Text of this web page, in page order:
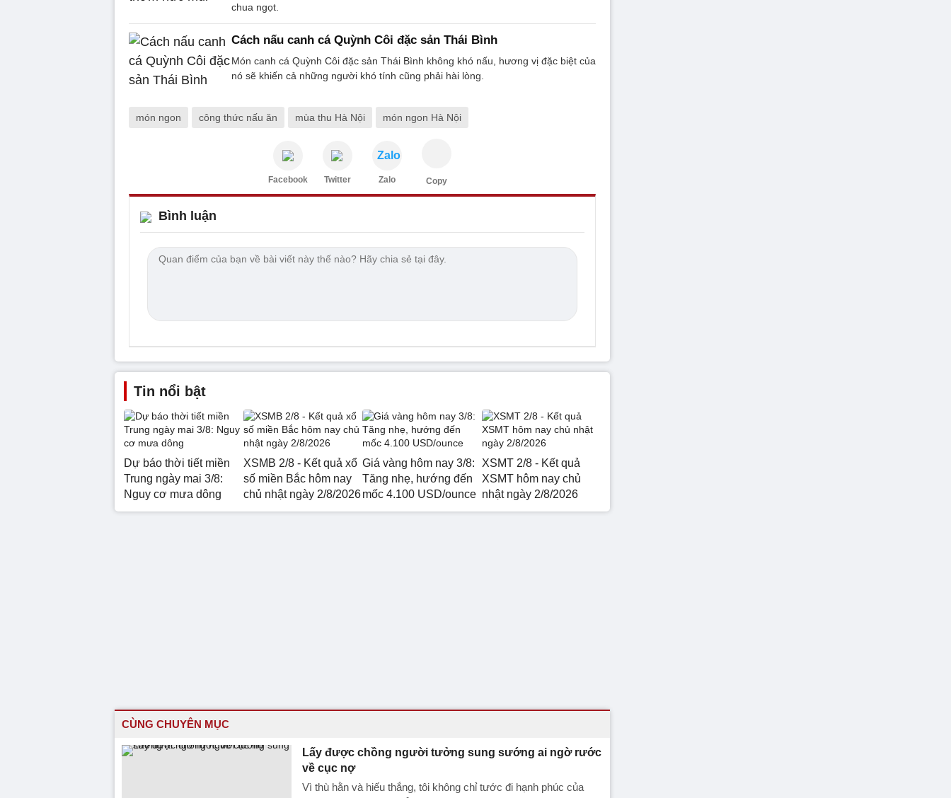
chua ngọt.
Cách nấu canh cá Quỳnh Côi đặc sản Thái Bình
Món canh cá Quỳnh Côi đặc sản Thái Bình không khó nấu, hương vị đặc biệt của
nó sẽ khiến cả những người khó tính cũng phải hài lòng.
món ngon công thức nấu ăn mùa thu Hà Nội món ngon Hà Nội
Facebook Twitter
Zalo
Zalo Copy
Bình luận
Tin nổi bật
Dự báo thời tiết miền
Trung ngày mai 3/8:
Nguy cơ mưa dông
XSMB 2/8 - Kết quả xổ
số miền Bắc hôm nay
chủ nhật ngày 2/8/2026
Giá vàng hôm nay 3/8:
Tăng nhẹ, hướng đến
mốc 4.100 USD/ounce
XSMT 2/8 - Kết quả
XSMT hôm nay chủ
nhật ngày 2/8/2026
CÙNG CHUYÊN MỤC
Lấy được chồng người tưởng sung sướng ai ngờ rước
về cục nợ
Vì thù hằn và hiếu thắng, tôi không chỉ tước đi hạnh phúc của